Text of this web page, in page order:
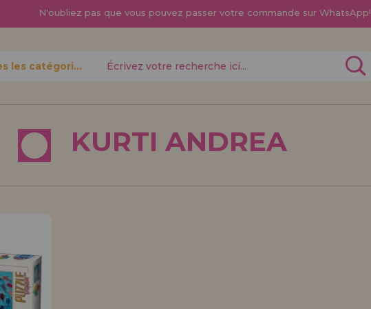
N'oubliez pas que vous pouvez passer votre commande sur WhatsApp!
Toutes les catégories
KURTI ANDREA